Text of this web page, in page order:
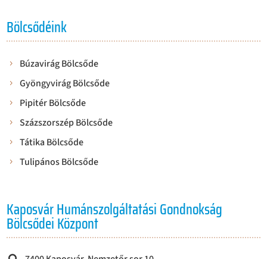
Bölcsődéink
Búzavirág Bölcsőde
Gyöngyvirág Bölcsőde
Pipitér Bölcsőde
Százszorszép Bölcsőde
Tátika Bölcsőde
Tulipános Bölcsőde
Kaposvár Humánszolgáltatási Gondnokság
Bölcsődei Központ